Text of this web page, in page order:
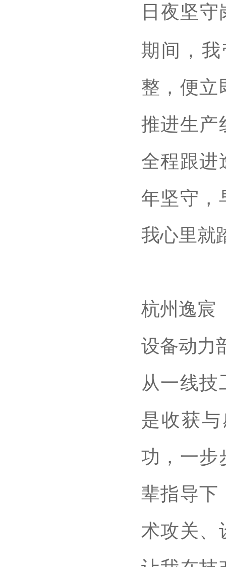
日夜坚
期间，
整，便立
推进生产
全程跟进
年坚守，
我心里就
杭州逸宸
设备动力
从一线技
是收获
功，一步
辈指导下
术攻关、